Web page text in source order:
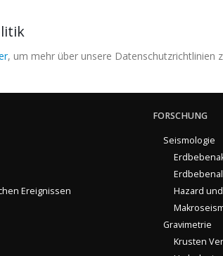
, um mehr über unsere Datenschutzrichtlinien
Ereignissen
FORSCHUNG
Seismologie
Hazard
Gravimetrie
Krusten